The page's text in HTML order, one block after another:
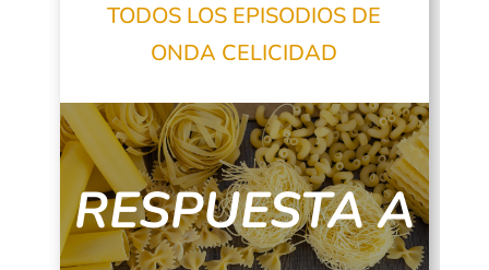
TODOS LOS EPISODIOS DE
ONDA CELICIDAD
RESPUESTA A